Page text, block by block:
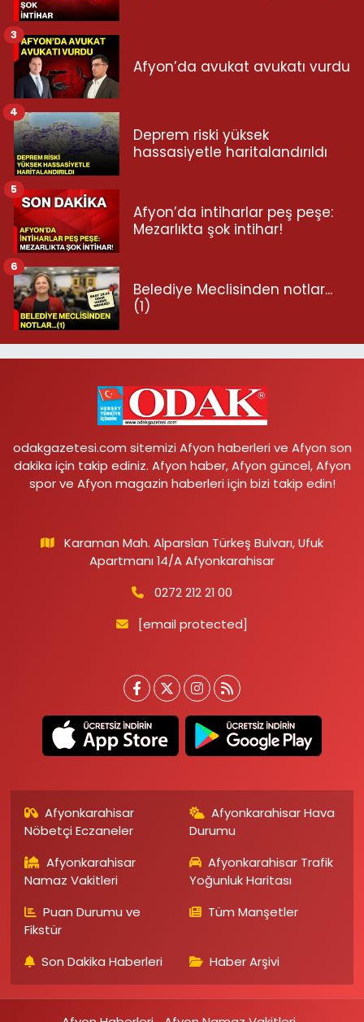
Afyon’da avukat avukatı vurdu
3
Deprem riski yüksek
hassasiyetle haritalandırıldı
4
Afyon’da intiharlar peş peşe:
Mezarlıkta şok intihar!
5
Belediye Meclisinden notlar...
(1)
6
odakgazetesi.com sitemizi Afyon haberleri ve Afyon son
dakika için takip ediniz. Afyon haber, Afyon güncel, Afyon
spor ve Afyon magazin haberleri için bizi takip edin!
Karaman Mah. Alparslan Türkeş Bulvarı, Ufuk
Apartmanı 14/A Afyonkarahisar
0272 212 21 00
[email protected]
Afyonkarahisar
Nöbetçi Eczaneler
Afyonkarahisar Hava
Durumu
Afyonkarahisar
Namaz Vakitleri
Afyonkarahisar Trafik
Yoğunluk Haritası
Puan Durumu ve
Fikstür
Tüm Manşetler
Son Dakika Haberleri Haber Arşivi